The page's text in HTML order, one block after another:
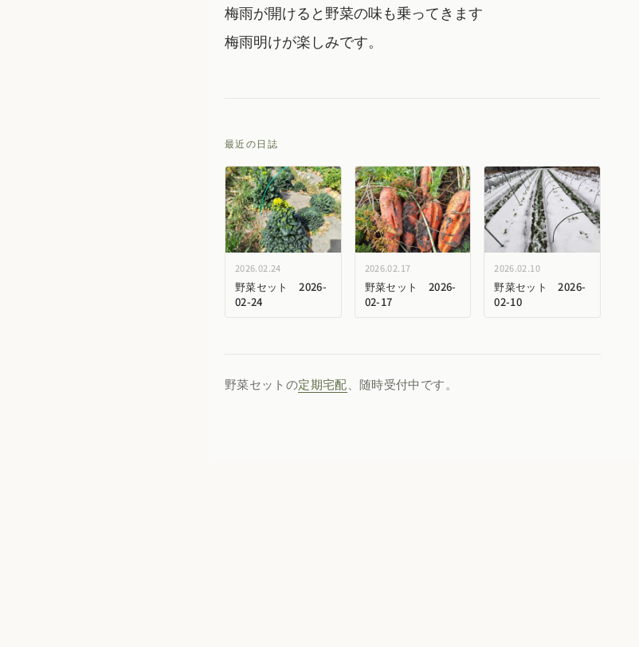
梅雨が開けると野菜の味も乗ってきます
梅雨明けが楽しみです。
最近の日誌
2026.02.24
野菜セット 2026-
02-24
2026.02.17
野菜セット 2026-
02-17
2026.02.10
野菜セット 2026-
02-10
野菜セットの定期宅配 、随時受付中です。